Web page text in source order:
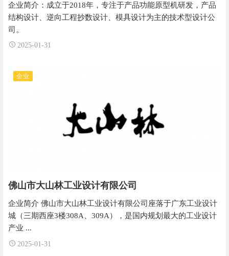
企业简介：成立于2018年，专注于产品功能原型机研发，产品
结构设计、逆向工程抄数设计、模具设计为主的技术型设计公
司。
2025-01-31
佛山市大山林工业设计有限公司
企业简介 佛山市大山林工业设计有限公司座落于广东工业设计
城（三期西座3楼308A、309A），是国内规划最大的工业设计
产业 ...
2025-01-31
企业